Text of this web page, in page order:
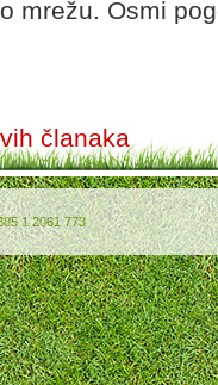
mrežu. Osmi
članaka
1 2061 773